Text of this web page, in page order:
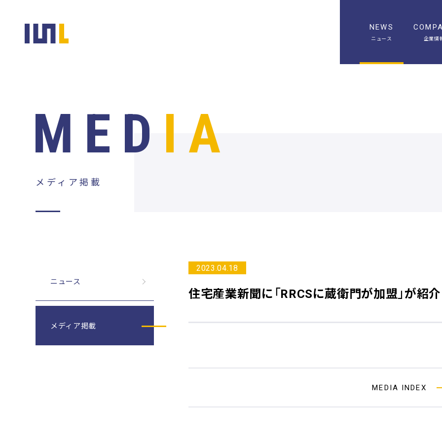
NEWS
ニュース 企業情
MED IA
メディア掲載
ニュース
メディア掲載
2023.04.18
住宅産業新聞に「RRCSに蔵衛門が加盟」が紹
MEDIA INDEX